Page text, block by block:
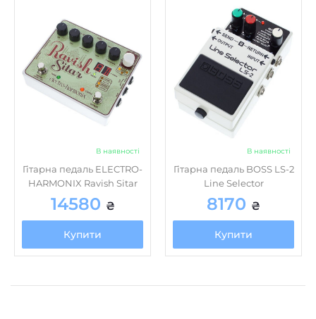
В наявності
HARMONIX Ravish Sitar
14580₴
Купити
Гітарна педаль BOSS LS-2
Line Selector
8170₴
Купити